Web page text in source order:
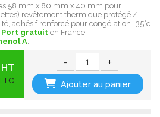
58 mm x 80 mm x 40 mm pour
revêtement thermique protégé /
adhésif renforcé pour congélation -35°c
Port gratuit en France
A
- +
Ajouter au panier